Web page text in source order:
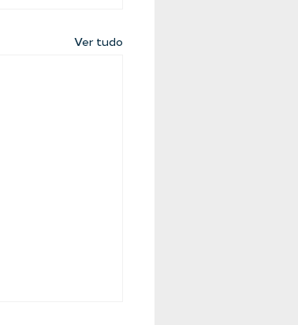
Ver tudo